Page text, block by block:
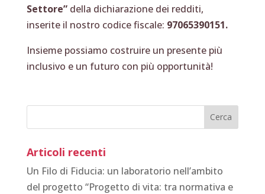
Settore”della dichiarazione dei redditi,
inserite il nostro codice fiscale: 97065390151.
Insieme possiamo costruire un presente più
inclusivo e un futuro con più opportunità!
Articoli recenti
Un Filo di Fiducia: un laboratorio nell’ambito
del progetto “Progetto di vita: tra normativa e